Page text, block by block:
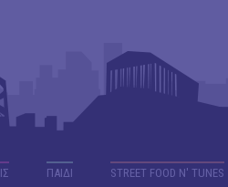
ΠΑΙΔΙ STREET FOOD N' TUNES